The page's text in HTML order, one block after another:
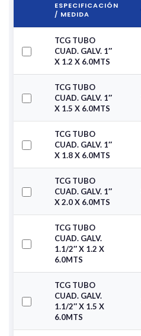
ESPECIFICACIÓN
/ MEDIDA
TCG TUBO
CUAD. GALV. 1″
X 1.2 X 6.0MTS
TCG TUBO
CUAD. GALV. 1″
X 1.5 X 6.0MTS
TCG TUBO
CUAD. GALV. 1″
X 1.8 X 6.0MTS
TCG TUBO
CUAD. GALV. 1″
X 2.0 X 6.0MTS
TCG TUBO
CUAD. GALV.
1.1/2″ X 1.2 X
6.0MTS
TCG TUBO
CUAD. GALV.
1.1/2″ X 1.5 X
6.0MTS